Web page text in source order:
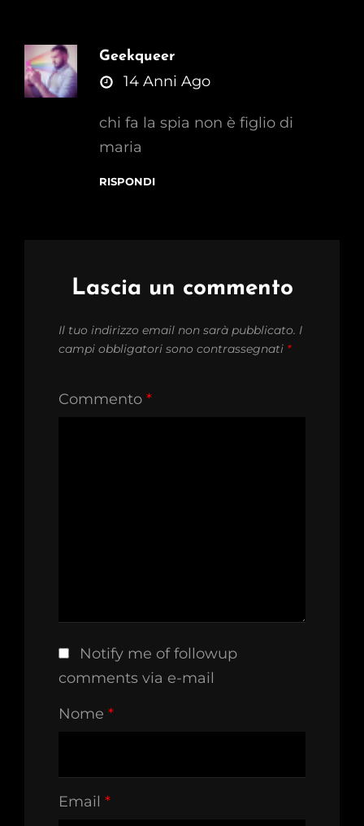
Geekqueer
says:14 Anni Ago
chi fa la spia non è figlio di
maria
RISPONDI
Lascia un commento
Il tuo indirizzo email non sarà pubblicato. I
campi obbligatori sono contrassegnati *
Commento *
Notify me of followup
comments via e-mail
Nome *
Email *